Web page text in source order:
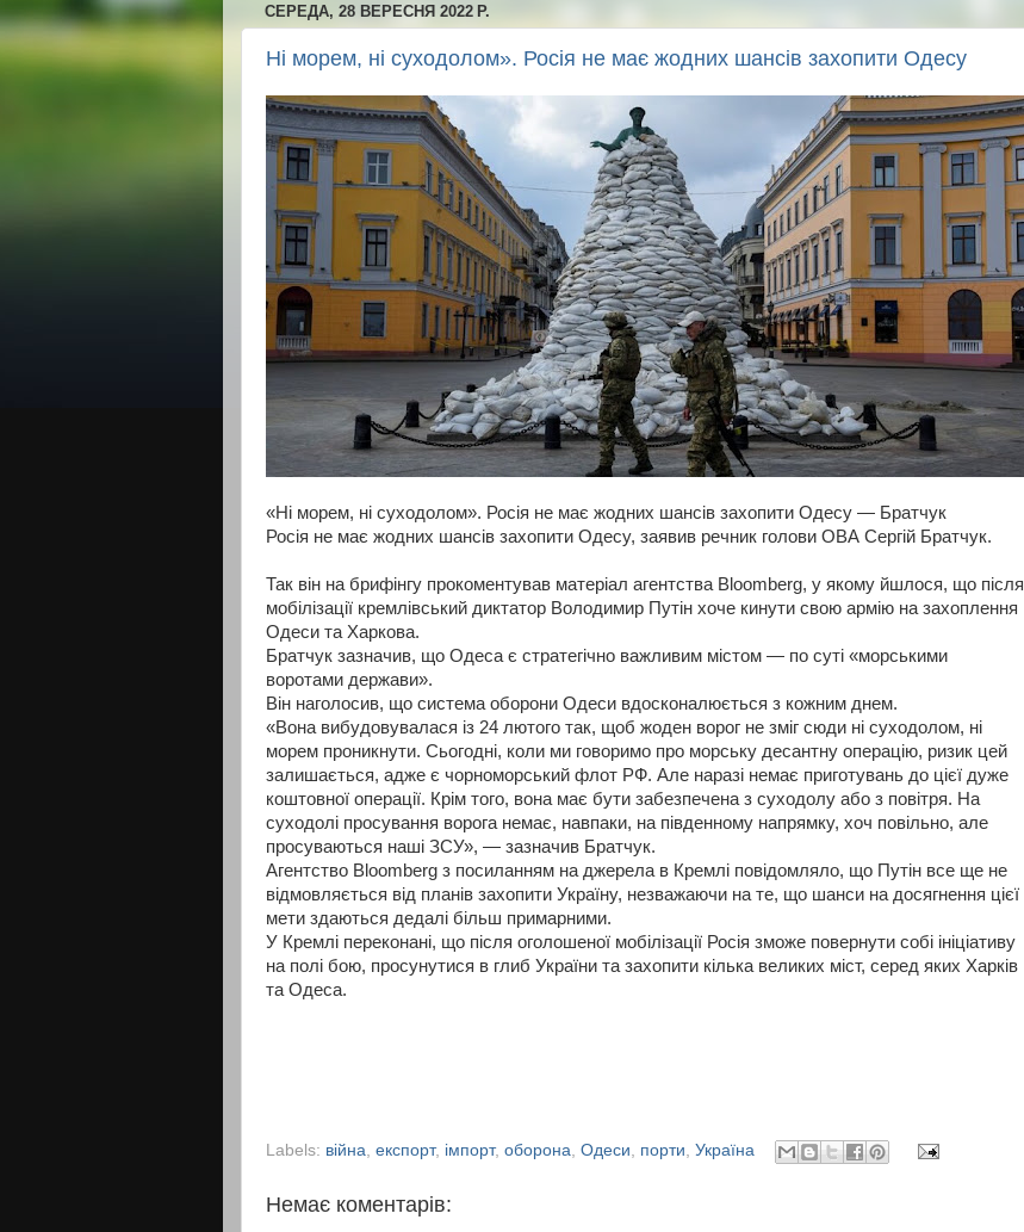
СЕРЕДА, 28 ВЕРЕСНЯ 2022 Р.
Ні морем, ні суходолом». Росія не має жодних шансів захопити Одесу
«Ні морем, ні суходолом». Росія не має жодних шансів захопити Одесу — Братчук
Росія не має жодних шансів захопити Одесу, заявив речник голови ОВА Сергій Братчук.
Так він на брифінгу прокоментував матеріал агентства Bloomberg, у якому йшлося, що після
мобілізації кремлівський диктатор Володимир Путін хоче кинути свою армію на захоплення
Одеси та Харкова.
Братчук зазначив, що Одеса є стратегічно важливим містом — по суті «морськими
воротами держави».
Він наголосив, що система оборони Одеси вдосконалюється з кожним днем.
«Вона вибудовувалася із 24 лютого так, щоб жоден ворог не зміг сюди ні суходолом, ні
морем проникнути. Сьогодні, коли ми говоримо про морську десантну операцію, ризик цей
залишається, адже є чорноморський флот РФ. Але наразі немає приготувань до цієї дуже
коштовної операції. Крім того, вона має бути забезпечена з суходолу або з повітря. На
суходолі просування ворога немає, навпаки, на південному напрямку, хоч повільно, але
просуваються наші ЗСУ», — зазначив Братчук.
Агентство Bloomberg з посиланням на джерела в Кремлі повідомляло, що Путін все ще не
відмовляється від планів захопити Україну, незважаючи на те, що шанси на досягнення цієї
мети здаються дедалі більш примарними.
У Кремлі переконані, що після оголошеної мобілізації Росія зможе повернути собі ініціативу
на полі бою, просунутися в глиб України та захопити кілька великих міст, серед яких Харків
та Одеса.
Labels: війна експорт, імпорт, оборона Одеси порти Україна
Немає коментарів: